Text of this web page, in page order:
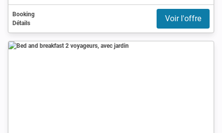
Booking
Détails
Voir l'offre